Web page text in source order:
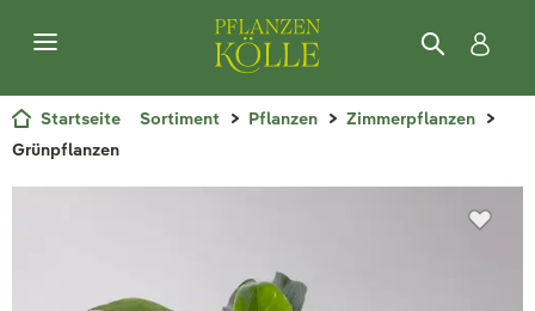
Startseite Sortiment Pflanzen
Zimmerpflanzen
Grünpflanzen